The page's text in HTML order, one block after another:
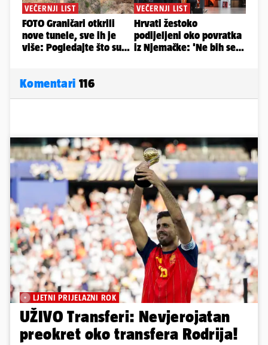
Komentari 116
LJETNI PRIJELAZNI ROK
UŽIVO Transferi: Nevjerojatan
preokret oko transfera Rodrija!